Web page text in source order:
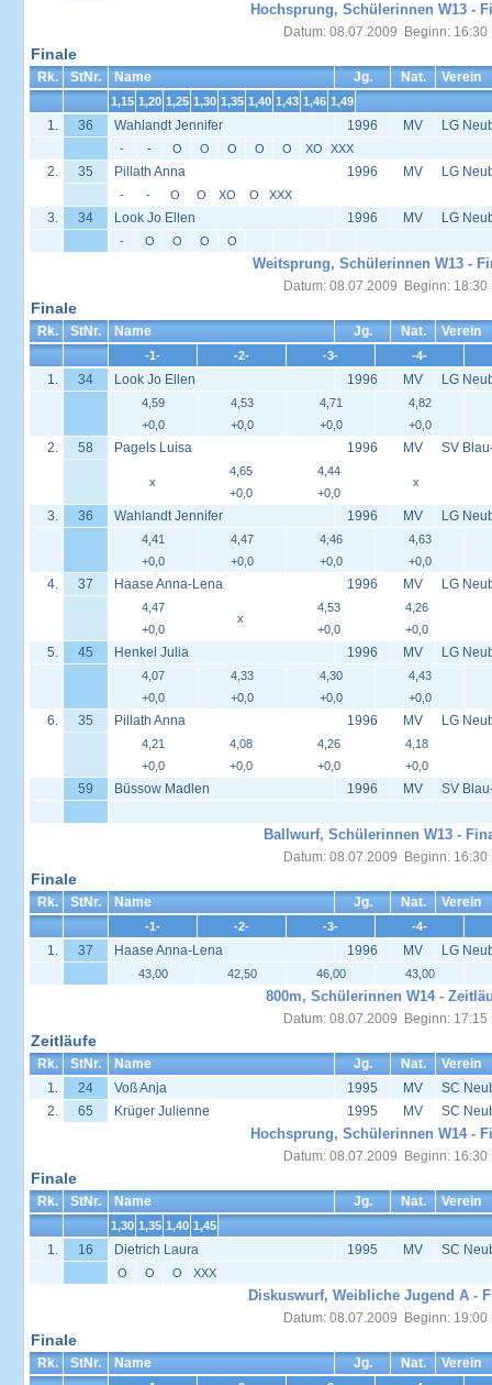
Hochsprung, Schülerinnen W13 -
Datum: 08.07.2009 Beginn: 16:30
Finale
Rk. StNr. Name Jg. Nat. Verein
1,15 1,20 1,25 1,30 1,35 1,40 1,43 1,46 1,49
1. 36 Wahlandt Jennifer 1996 MV LG
- - O O O O O XO XXX
2. 35 Pillath Anna 1996 MV LG
- - O O XO O XXX
3. 34 Look Jo Ellen 1996 MV LG
- O O O O
Weitsprung, Schülerinnen W13 -
Datum: 08.07.2009 Beginn: 18:30
Finale
Rk. StNr. Name Jg. Nat. Verein
-1- -2- -3- -4-
1. 34 Look Jo Ellen 1996 MV LG
4,59
+0,0
4,53
+0,0
4,71
+0,0
4,82
+0,0
2. 58 Pagels Luisa 1996 MV SV
x
4,65
+0,0
4,44
+0,0
x
3. 36 Wahlandt Jennifer 1996 MV LG
4,41
+0,0
4,47
+0,0
4,46
+0,0
4,63
+0,0
4. 37 Haase Anna-Lena 1996 MV LG
4,47
+0,0
x
4,53
+0,0
4,26
+0,0
5. 45 Henkel Julia 1996 MV LG
4,07
+0,0
4,33
+0,0
4,30
+0,0
4,43
+0,0
6. 35 Pillath Anna 1996 MV LG
4,21
+0,0
4,08
+0,0
4,26
+0,0
4,18
+0,0
59 Büssow Madlen 1996 MV SV
Ballwurf, Schülerinnen W13 -
Datum: 08.07.2009 Beginn: 16:30
Finale
Rk. StNr. Name Jg. Nat. Verein
-1- -2- -3- -4-
1. 37 Haase Anna-Lena 1996 MV LG
43,00 42,50 46,00 43,00
800m, Schülerinnen W14 -
Datum: 08.07.2009 Beginn: 17:15
Zeitläufe
Rk. StNr. Name Jg. Nat.
Verein
1.
24 Voß Anja 1995 MV
SC
2.
65 Krüger Julienne 1995 MV SC
Hochsprung, Schülerinnen W14 -
Datum: 08.07.2009 Beginn: 16:30
Finale
Rk. StNr. Name Jg. Nat. Verein
1,30 1,35 1,40 1,45
1. 16 Dietrich Laura 1995 MV SC
O O O XXX
Diskuswurf, Weibliche Jugend A -
Datum: 08.07.2009 Beginn: 19:00
Finale
Rk. StNr. Name Jg. Nat. Verein